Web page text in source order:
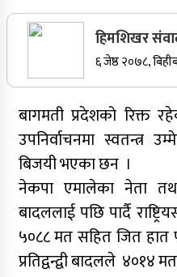
सर्वोच्चले
पदमुक्तिको
नेपाली
सुर्खेतमा
जुम्लामा
जुम्लामा
कर्णालीमा
हिमशिखर
६ जेष्ठ २०७८,
बागमती प्रदेशको रिक्त
उपनिर्वाचनमा स्वतन्त्र
बिजयी भएका छन ।
नेकपा एमालेका नेता तथा
बादललाई पछि पार्दै
५०८८ मत सहित जित
प्रतिद्वन्द्वी बादलले ४०१४